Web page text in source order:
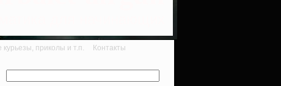
приколы и т.п. Контакты